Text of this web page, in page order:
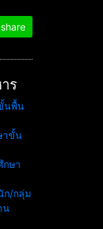
share
ร
นพื้น
าขั้น
กษา
ก/กลุ่ม
น